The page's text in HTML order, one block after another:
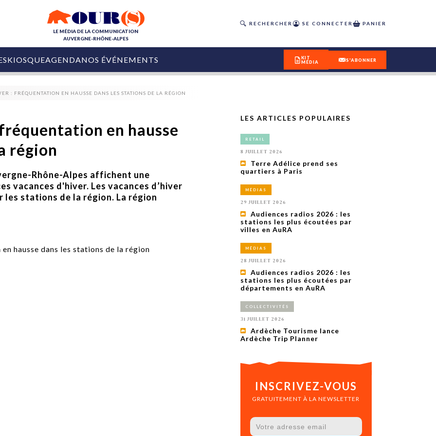
LE MÉDIA DE LA COMMUNICATION
AUVERGNE-RHÔNE-ALPES
RECHERCHER SE CONNECTER PANIER
Nice : Denis Zanon
est décédé
COLLECTIVITÉS
Tourisme lance
Ardèche Trip
Planner
29 JUILLET 2026
[Debrief] Loire Tourisme
mise sur la déconnexion en
digital
saison autour de son concept autour de
marketing et communication, revient sur
1 AN
KIOSQUEAGENDANOS ÉVÉNEMENTS
OURS DE LA COM
OURS DU DIGITAL
KIT
MÉDIA
S'ABONNER
: FRÉQUENTATION EN HAUSSE DANS LES STATIONS DE LA RÉGION
en hausse
région
Rhône-Alpes affichent une
vacances d'hiver. Les vacances d’hiver
les stations de la région. La région
LES ARTICLES POPULAIRES
RETAIL
8 JUILLET 2026
Terre Adélice prend ses
quartiers à Paris
MÉDIAS
29 JUILLET 2026
Audiences radios 2026 : les
stations les plus écoutées par
villes en AuRA
MÉDIAS
28 JUILLET 2026
Audiences radios 2026 : les
stations les plus écoutées par
départements en AuRA
COLLECTIVITÉS
31 JUILLET 2026
Ardèche Tourisme lance
Ardèche Trip Planner
INSCRIVEZ-VOUS
GRATUITEMENT À LA NEWSLETTER